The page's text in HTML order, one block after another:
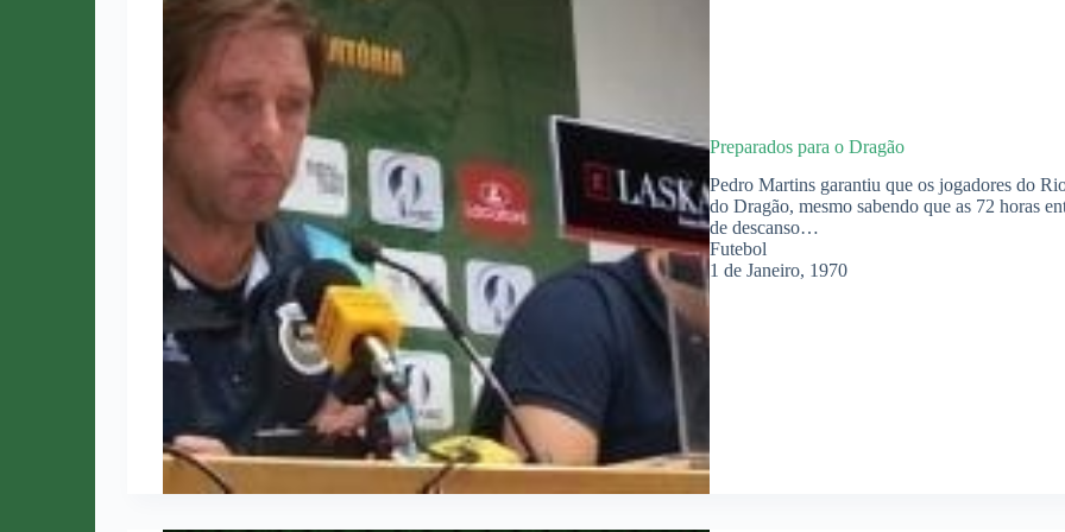
Preparados para o Dragão
Pedro Martins garantiu que os jogadores do
do Dragão, mesmo sabendo que as 72 horas
de descanso…
Futebol
1 de Janeiro, 1970